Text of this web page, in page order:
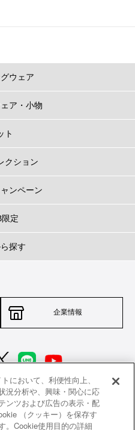
ウェア
ア・小物
ト
クション
ンペーン
限定
探す
企業情報
特定商取引法に基づく表示
において、利便性向上、
況分析や、興味・関心に応
ンツおよび広告の表示・配
（クッキー）を保存す
。Cookie使用目的の詳細